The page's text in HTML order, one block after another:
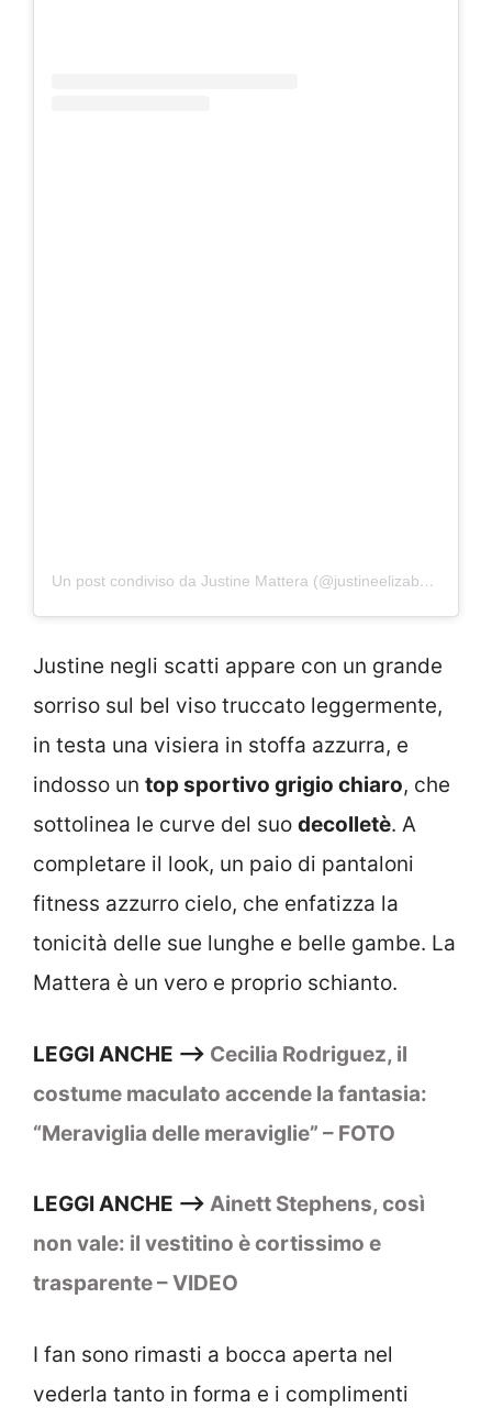
Un post condiviso da Justine Mattera (@justineelizabethmattera)
Justine negli scatti appare con un grande
sorriso sul bel viso truccato leggermente,
in testa una visiera in stoffa azzurra, e
indosso un top sportivo grigio chiaro, che
sottolinea le curve del suo decolletè. A
completare il look, un paio di pantaloni
fitness azzurro cielo, che enfatizza la
tonicità delle sue lunghe e belle gambe. La
Mattera è un vero e proprio schianto.
LEGGI ANCHE –> Cecilia Rodriguez, il
costume maculato accende la fantasia:
“Meraviglia delle meraviglie” – FOTO
LEGGI ANCHE –> Ainett Stephens, così
non vale: il vestitino è cortissimo e
trasparente – VIDEO
I fan sono rimasti a bocca aperta nel
vederla tanto in forma e i complimenti